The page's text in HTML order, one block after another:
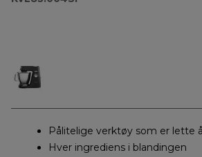
Pålitelige verktøy som er lette
Hver ingrediens i blandingen